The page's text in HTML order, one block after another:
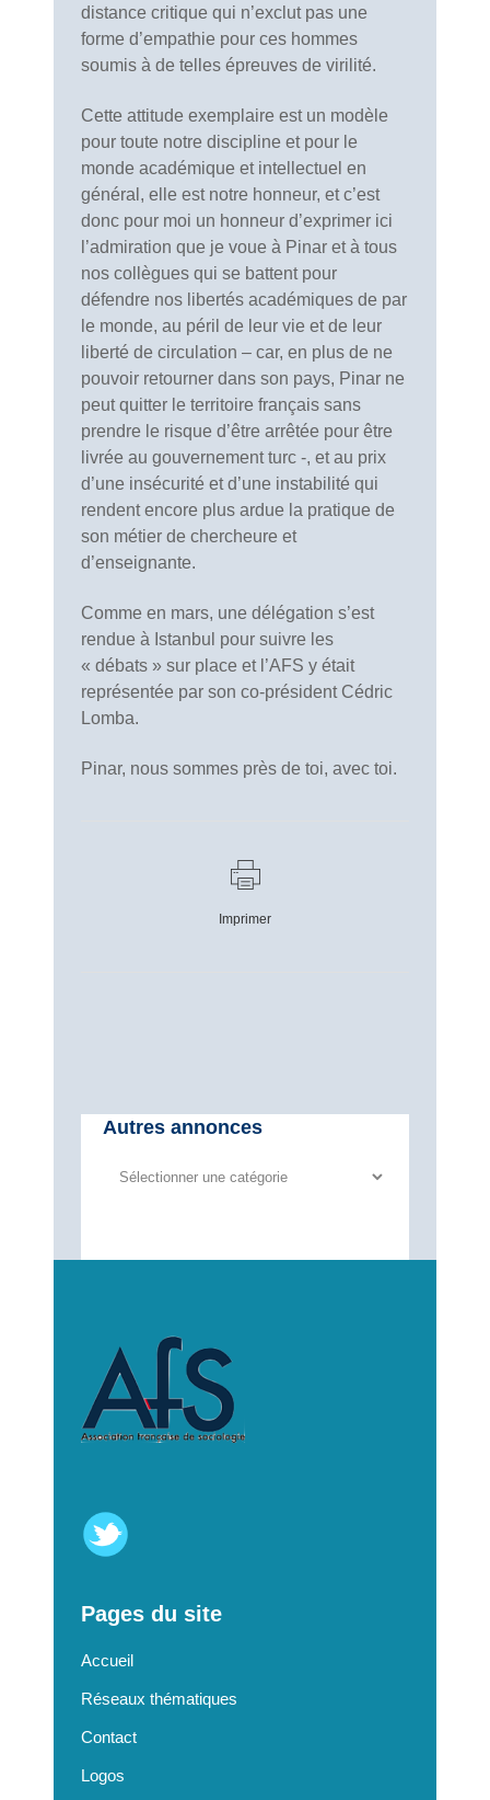
distance critique qui n’exclut pas une
forme d’empathie pour ces hommes
soumis à de telles épreuves de virilité.
Cette attitude exemplaire est un modèle
pour toute notre discipline et pour le
monde académique et intellectuel en
général, elle est notre honneur, et c’est
donc pour moi un honneur d’exprimer ici
l’admiration que je voue à Pinar et à tous
nos collègues qui se battent pour
défendre nos libertés académiques de par
le monde, au péril de leur vie et de leur
liberté de circulation – car, en plus de ne
pouvoir retourner dans son pays, Pinar ne
peut quitter le territoire français sans
prendre le risque d’être arrêtée pour être
livrée au gouvernement turc -, et au prix
d’une insécurité et d’une instabilité qui
rendent encore plus ardue la pratique de
son métier de chercheure et
d’enseignante.
Comme en mars, une délégation s’est
rendue à Istanbul pour suivre les
« débats » sur place et l’AFS y était
représentée par son co-président Cédric
Lomba.
Pinar, nous sommes près de toi, avec toi.
Imprimer
Autres annonces
Autres
Pages du site
Accueil
Réseaux thématiques
Contact
Logos